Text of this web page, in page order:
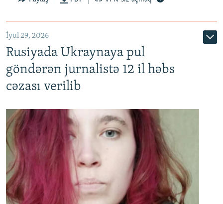
İyul 29, 2026
Rusiyada Ukraynaya pul
göndərən jurnalistə 12 il həbs
cəzası verilib